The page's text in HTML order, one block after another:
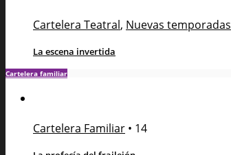
Cartelera Teatral, Nuevas temporadas
La escena invertida
Cartelera familiar
Cartelera Familiar • 14